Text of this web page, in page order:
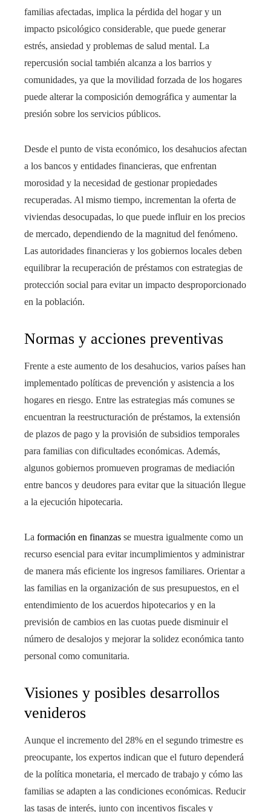
familias afectadas, implica la pérdida del hogar y un
impacto psicológico considerable, que puede generar
estrés, ansiedad y problemas de salud mental. La
repercusión social también alcanza a los barrios y
comunidades, ya que la movilidad forzada de los hogares
puede alterar la composición demográfica y aumentar la
presión sobre los servicios públicos.
Desde el punto de vista económico, los desahucios afectan
a los bancos y entidades financieras, que enfrentan
morosidad y la necesidad de gestionar propiedades
recuperadas. Al mismo tiempo, incrementan la oferta de
viviendas desocupadas, lo que puede influir en los precios
de mercado, dependiendo de la magnitud del fenómeno.
Las autoridades financieras y los gobiernos locales deben
equilibrar la recuperación de préstamos con estrategias de
protección social para evitar un impacto desproporcionado
en la población.
Normas y acciones preventivas
Frente a este aumento de los desahucios, varios países han
implementado políticas de prevención y asistencia a los
hogares en riesgo. Entre las estrategias más comunes se
encuentran la reestructuración de préstamos, la extensión
de plazos de pago y la provisión de subsidios temporales
para familias con dificultades económicas. Además,
algunos gobiernos promueven programas de mediación
entre bancos y deudores para evitar que la situación llegue
a la ejecución hipotecaria.
La formación en finanzas se muestra igualmente como un
recurso esencial para evitar incumplimientos y administrar
de manera más eficiente los ingresos familiares. Orientar a
las familias en la organización de sus presupuestos, en el
entendimiento de los acuerdos hipotecarios y en la
previsión de cambios en las cuotas puede disminuir el
número de desalojos y mejorar la solidez económica tanto
personal como comunitaria.
Visiones y posibles desarrollos
venideros
Aunque el incremento del 28% en el segundo trimestre es
preocupante, los expertos indican que el futuro dependerá
de la política monetaria, el mercado de trabajo y cómo las
familias se adapten a las condiciones económicas. Reducir
las tasas de interés, junto con incentivos fiscales y